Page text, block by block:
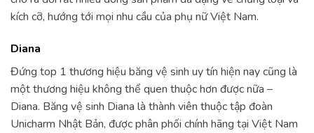
kích cỡ, hướng tới mọi nhu cầu của phụ nữ Việt Nam.
Diana
Đứng top 1 thương hiệu băng vệ sinh uy tín hiện nay cũng là
một thương hiệu không thể quen thuộc hơn được nữa –
Diana. Băng vệ sinh Diana là thành viên thuộc tập đoàn
Unicharm Nhật Bản, được phân phối chính hãng tại Việt Nam